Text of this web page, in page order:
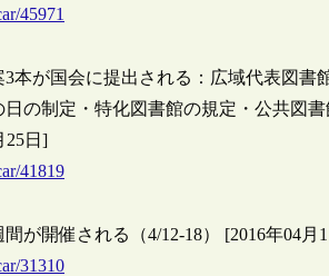
45971
本が国会に提出される：広域代表図書
の制定・特化図書館の規定・公共図
25日]
41819
が開催される（4/12-18） [2016年04月
31310